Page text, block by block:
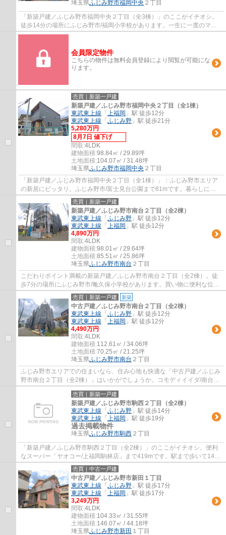
埼玉県ふじみ野市福岡中央 ２丁目
「新築戸建／ふじみ野市福岡中央２丁目（全3棟）」のここがイチオシ。
徒歩14分の場所にふじみ野市/福岡小学校があります。一生に一度のマイ
ホーム探しは、ぜひ新築戸建てで。ベタ基礎...
会員限定物件
こちらの物件は無料会員登録により閲覧が可能にな
ります。
売買｜新築一戸建
新築戸建／ふじみ野市福岡中央２丁目（全1棟）
東武東上線 「 上福岡 」駅 徒歩12分
東武東上線 「 ふじみ野 」駅 徒歩21分
5,280万円
8月7日 値下げ
間取:4LDK
建物面積:98.84㎡ / 29.89坪
土地面積:104.07㎡ / 31.48坪
埼玉県ふじみ野市福岡中央 ２丁目
「新築戸建／ふじみ野市福岡中央２丁目（全1棟）」：ふじみ野市エリア
の新居にピッタリ。ふじみ野市/富士見台公園まで81mです。暮らしに便
利なビッグ・エー/上福岡松山店(スーパー)が...
売買｜新築一戸建
新築戸建／ふじみ野市南台２丁目（全2棟）
東武東上線 「 ふじみ野 」駅 徒歩12分
東武東上線 「 上福岡 」駅 徒歩12分
4,890万円
間取:4LDK
建物面積:98.01㎡ / 29.64坪
土地面積:85.51㎡ / 25.86坪
埼玉県ふじみ野市南台 ２丁目
こだわりポイント満載の新築戸建／ふじみ野市南台２丁目（全2棟）。徒
歩7分の場所にふじみ野市/亀久保小学校があります。買い物に便利な位置
にスーパーもあります。こちらの物件は閑静...
売買｜新築一戸建 新築
中古戸建／ふじみ野市南台２丁目（全2棟）
東武東上線 「 ふじみ野 」駅 徒歩12分
東武東上線 「 上福岡 」駅 徒歩12分
4,490万円
間取:4LDK
建物面積:112.61㎡ / 34.06坪
土地面積:70.25㎡ / 21.25坪
埼玉県ふじみ野市南台 ２丁目
ふじみ野市エリアでの住まいなら、住み心地も快適な「中古戸建／ふじみ
野市南台２丁目（全2棟）」はいかがでしょうか。コモディイイダ/南台店
まで410mです。ふじみ野市/鶴ケ舞公園まで...
売買｜新築一戸建
新築戸建／ふじみ野市駒西２丁目（全2棟）
東武東上線 「 ふじみ野 」駅 徒歩14分
東武東上線 「 上福岡 」駅 徒歩19分
過去掲載物件
埼玉県ふじみ野市駒西 ２丁目
「新築戸建／ふじみ野市駒西２丁目（全2棟）」のここがイチオシ。便利
なスーパー「ヤオコー/上福岡駒林店」まで419mです。駅まで歩いて14分
ほどの物件です。築2年以内の物件ですので、...
売買｜中古一戸建
中古戸建／ふじみ野市新田１丁目
東武東上線 「 ふじみ野 」駅 徒歩17分
東武東上線 「 上福岡 」駅 徒歩17分
3,249万円
間取:4LDK
建物面積:104.33㎡ / 31.55坪
土地面積:146.07㎡ / 44.18坪
埼玉県ふじみ野市新田 １丁目